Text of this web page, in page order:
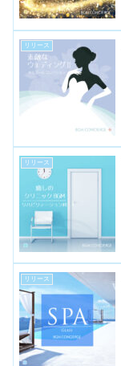
リリース
リリース
リリース